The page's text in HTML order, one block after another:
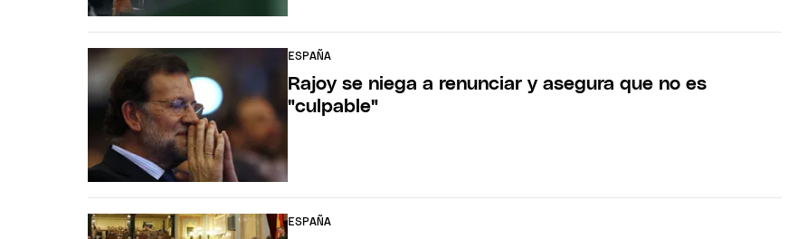
ESPAÑA
Rajoy se niega a renunciar y asegura que no es
"culpable"
ESPAÑA